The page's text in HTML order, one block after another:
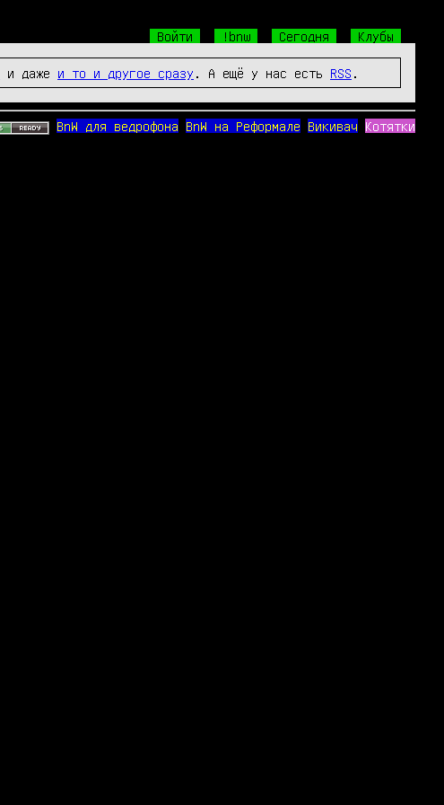
Войти !bnw Сегодня Клубы
и даже и то и другое сразу . А ещё у нас есть RSS
BnW для ведрофона BnW на Реформале Викивач Котятки